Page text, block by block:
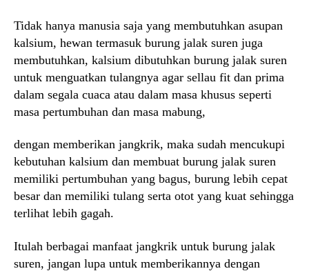
Tidak hanya manusia saja yang membutuhkan asupan
kalsium, hewan termasuk burung jalak suren juga
membutuhkan, kalsium dibutuhkan burung jalak suren
untuk menguatkan tulangnya agar sellau fit dan prima
dalam segala cuaca atau dalam masa khusus seperti
masa pertumbuhan dan masa mabung,
dengan memberikan jangkrik, maka sudah mencukupi
kebutuhan kalsium dan membuat burung jalak suren
memiliki pertumbuhan yang bagus, burung lebih cepat
besar dan memiliki tulang serta otot yang kuat sehingga
terlihat lebih gagah.
Itulah berbagai manfaat jangkrik untuk burung jalak
suren, jangan lupa untuk memberikannya dengan